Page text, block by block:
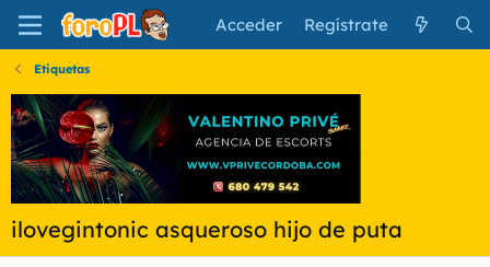
Acceder Regístrate
Etiquetas
ilovegintonic asqueroso hijo de puta